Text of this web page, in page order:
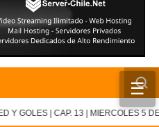
☰
Y GOLES | CAP. 13 | MIERCOLES 5 DE